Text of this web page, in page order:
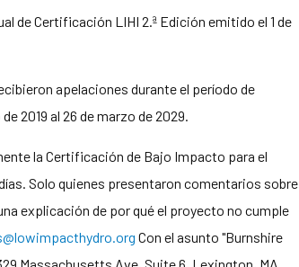
de Certificación LIHI 2.ª Edición emitido el 1 de
apelaciones durante el período de
2019 al 26 de marzo de 2029.
la Certificación de Bajo Impacto para el
Solo quienes presentaron comentarios sobre
explicación de por qué el proyecto no cumple
Con el asunto "Burnshire